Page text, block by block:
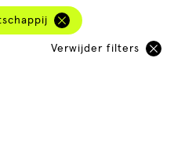
Verwijder filters